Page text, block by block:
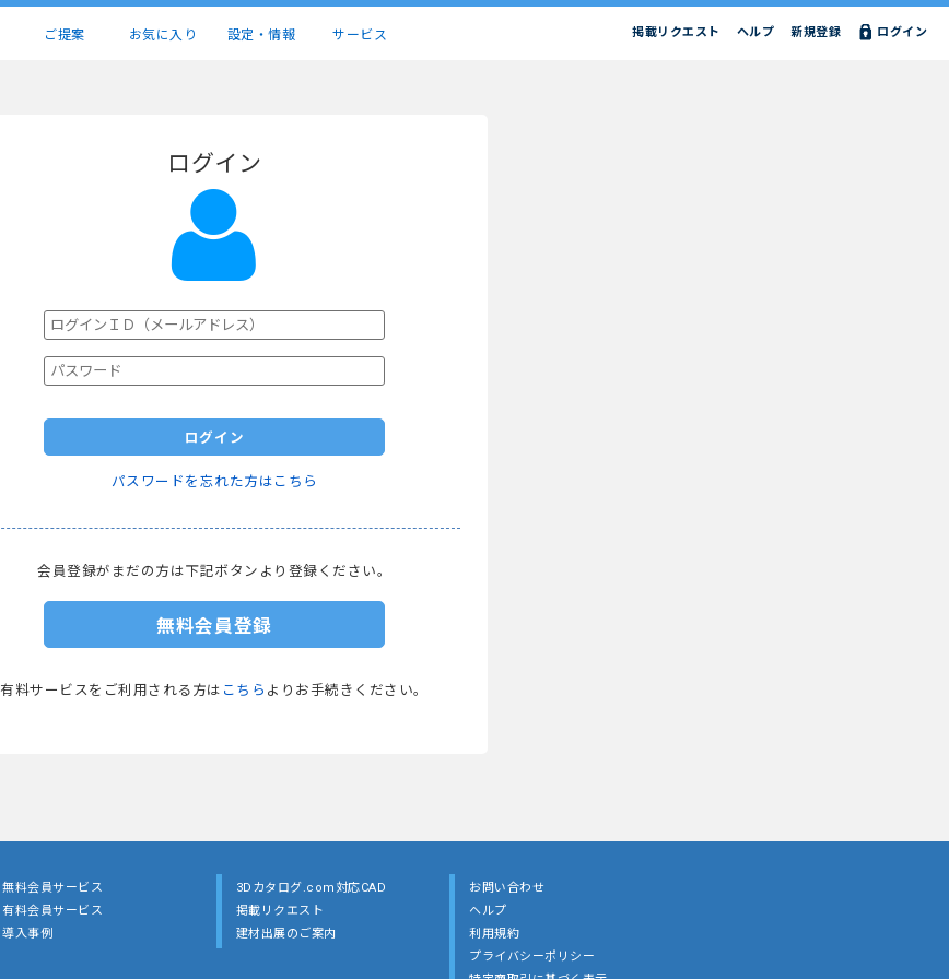
ご提案 お気に入り 設定・情報 サービス ログイン
新規登録
ヘルプ
掲載リクエスト
ログイン
ログイン
パスワードを忘れた方はこちら
会員登録がまだの方は下記ボタンより登録ください。
無料会員登録
有料サービスをご利用される方は こちら よりお手続きください。
無料会員サービス
有料会員サービス
導入事例
3Dカタログ.com対応CAD
掲載リクエスト
建材出展のご案内
お問い合わせ
ヘルプ
利用規約
プライバシーポリシー